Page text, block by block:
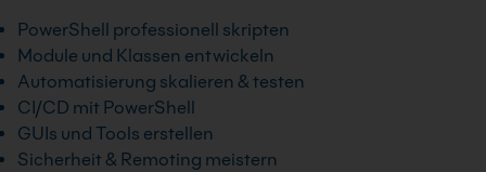
PowerShell professionell skripten
Module und Klassen entwickeln
Automatisierung skalieren & testen
CI/CD mit PowerShell
GUIs und Tools erstellen
Sicherheit & Remoting meistern